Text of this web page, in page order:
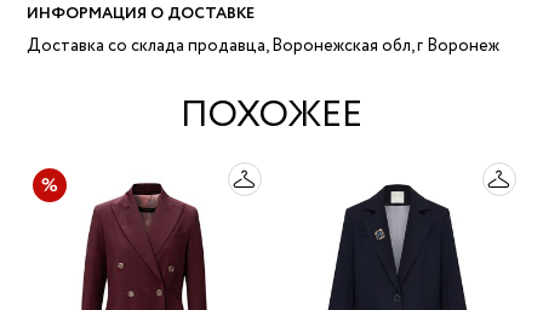
ИНФОРМАЦИЯ О ДОСТАВКЕ
Доставка со склада продавца, Воронежская обл, г Воронеж
ПОХОЖЕЕ